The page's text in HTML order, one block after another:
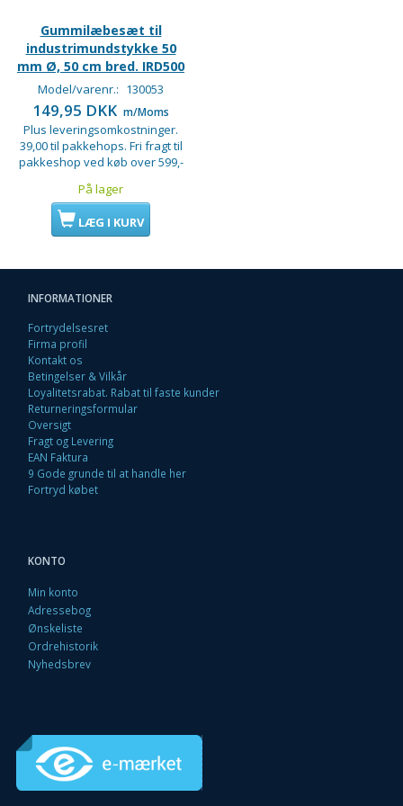
Gummilæbesæt til
industrimundstykke 50
mm Ø, 50 cm bred. IRD500
Model/varenr.: 130053
149,95 DKK m/Moms
Plus leveringsomkostninger.
39,00 til pakkehops. Fri fragt til
pakkeshop ved køb over 599,-
På lager
LÆG I KURV
INFORMATIONER
Fortrydelsesret
Firma profil
Kontakt os
Betingelser & Vilkår
Loyalitetsrabat. Rabat til faste kunder
Returneringsformular
Oversigt
Fragt og Levering
EAN Faktura
9 Gode grunde til at handle her
Fortryd købet
KONTO
Min konto
Adressebog
Ønskeliste
Ordrehistorik
Nyhedsbrev